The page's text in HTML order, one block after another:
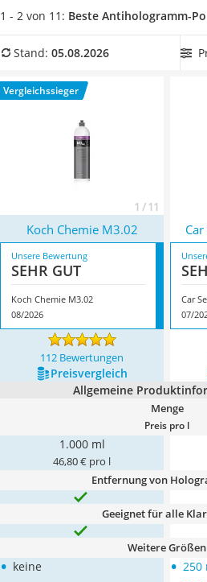
Alkoholtester
Diesel-Additiv
Wagenheber
Service
verschwinden. Hierfür benötigen
Vergleichstabelle ein
führen kann. Überzeugt hat uns
besonders das Modell
Eigenschaften.
1 - 2 von 11: Beste Antihologramm-
Stand: 05.08.2026
Vergleichssieger
1 / 11
Koch Chemie M3.02
Unsere Bewertung
SEHR GUT
Koch Chemie M3.02
08/2026
‎Car
07/
112 Bewertungen
Preis­vergleich
Allgemeine
Menge
Preis pro l
1.000 ml
46,80 € pro l
Entfernung von
Geeignet für alle
Weitere Größen
• keine • 250